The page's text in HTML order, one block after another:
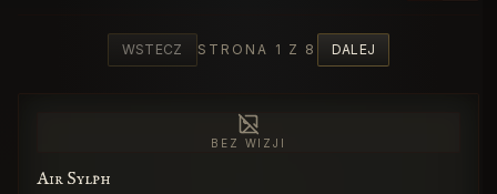
WSTECZ STRONA 1 Z 8 DALEJ
BEZ WIZJI
Air Sylph